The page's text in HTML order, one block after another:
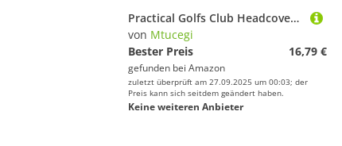
Practical Golfs Club Headcover Soft Plüschfutter Staubdes PU Ledertextur Geeignet Für Quadrat Absatz Wellen Putter PU Leder Golf Club Cover
von Mtucegi
Bester Preis
16,79 €
gefunden bei Amazon
zuletzt überprüft am 27.09.2025 um 00:03; der
Preis kann sich seitdem geändert haben.
Keine weiteren Anbieter